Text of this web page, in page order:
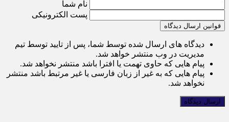
نام شما
پست الکترونیکی
قوانین ارسال دیدگاه
دیدگاه های ارسال شده توسط شما، پس از تایید توسط تیم
مدیریت در وب منتشر خواهد شد.
پیام هایی که حاوی تهمت یا افترا باشد منتشر نخواهد شد.
پیام هایی که به غیر از زبان فارسی یا غیر مرتبط باشد منتشر
نخواهد شد.